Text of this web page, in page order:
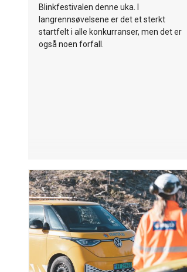
offisiell musikkvideo på YouTube, som tar
deg med inn i det nye universet visuelt.
Blinkfestivalen denne uka. I
langrennsøvelsene er det et sterkt
startfelt i alle konkurranser, men det er
også noen forfall.